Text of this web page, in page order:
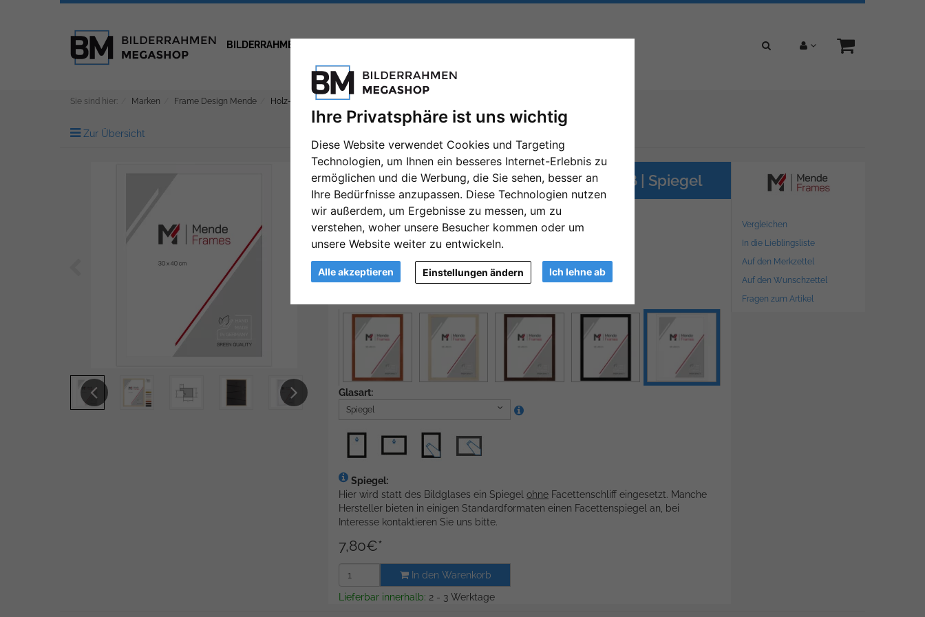
Ihre Privatsphäre ist uns wichtig
Diese Website verwendet Cookies und Targeting
Technologien, um Ihnen ein besseres Internet-Erlebnis zu
ermöglichen und die Werbung, die Sie sehen, besser an
Ihre Bedürfnisse anzupassen. Diese Technologien nutzen
wir außerdem, um Ergebnisse zu messen, um zu
verstehen, woher unsere Besucher kommen oder um
unsere Website weiter zu entwickeln.
Alle akzeptieren Ich lehne ab
Einstellungen ändern
BILDERRAHMEN
Sie sind hier: Marken Frame Design Mende Holz-Bilderrahmen Jägala
Zur Übersicht
Weiter
Previous
Holz-Bilderrahmen Jägala 10x13 cm | Weiß | Spiegel
Artikelnummer: FDM-H430-001-010013S
Format:
10x13 cm
Farbe:
Glasart:
Spiegel
Spiegel:
Hier wird statt des Bildglases ein Spiegel ohne Facettenschliff eingesetzt. Manche
Hersteller bieten in einigen Standardformaten einen Facettenspiegel an, bei
Interesse kontaktieren Sie uns bitte.
7,80€*
In den Warenkorb
Lieferbar innerhalb: 2 - 3 Werktage
Vergleichen
In die Lieblingsliste
Auf den Merkzettel
Auf den Wunschzettel
Fragen zum Artikel